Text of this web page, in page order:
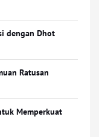
dengan Dhot
Ratusan
Memperkuat